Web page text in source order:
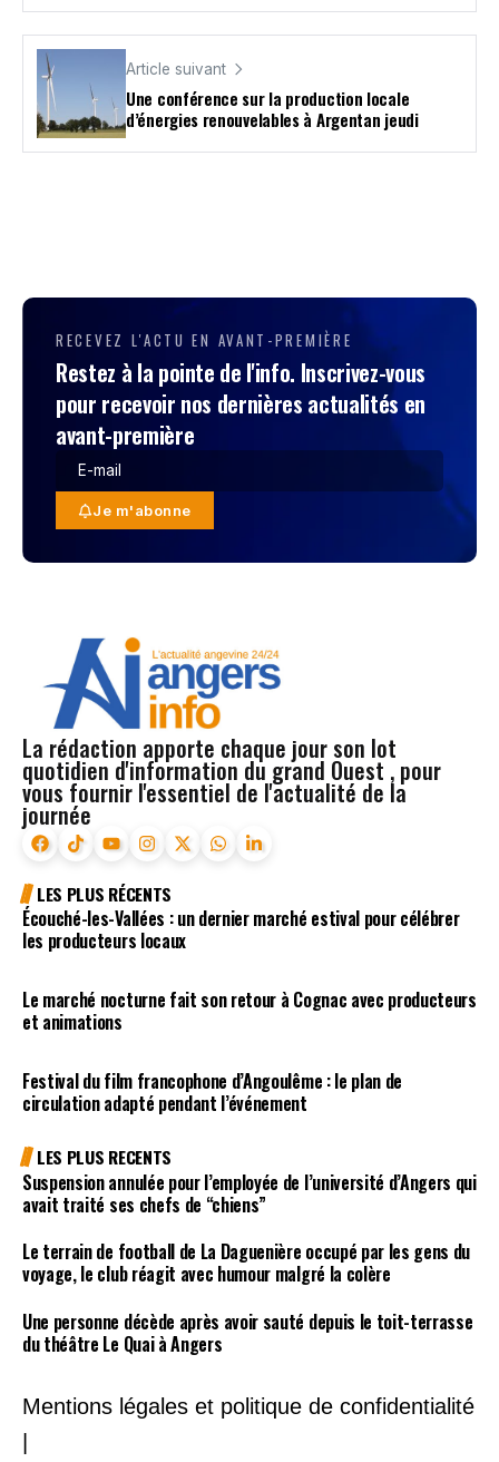
Article suivant
Une conférence sur la production locale
d’énergies renouvelables à Argentan jeudi
RECEVEZ L'ACTU EN AVANT-PREMIÈRE
Restez à la pointe de l'info. Inscrivez-vous
pour recevoir nos dernières actualités en
avant-première
Je m'abonne
La rédaction apporte chaque jour son lot
quotidien d'information du grand Ouest , pour
vous fournir l'essentiel de l'actualité de la
journée
LES PLUS RÉCENTS
Écouché-les-Vallées : un dernier marché estival pour célébrer
les producteurs locaux
Le marché nocturne fait son retour à Cognac avec producteurs
et animations
Festival du film francophone d’Angoulême : le plan de
circulation adapté pendant l’événement
LES PLUS RECENTS
Suspension annulée pour l’employée de l’université d’Angers qui
avait traité ses chefs de “chiens”
Le terrain de football de La Daguenière occupé par les gens du
voyage, le club réagit avec humour malgré la colère
Une personne décède après avoir sauté depuis le toit-terrasse
du théâtre Le Quai à Angers
Mentions légales et politique de confidentialité